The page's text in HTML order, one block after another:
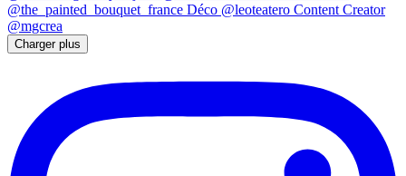
Charger plus